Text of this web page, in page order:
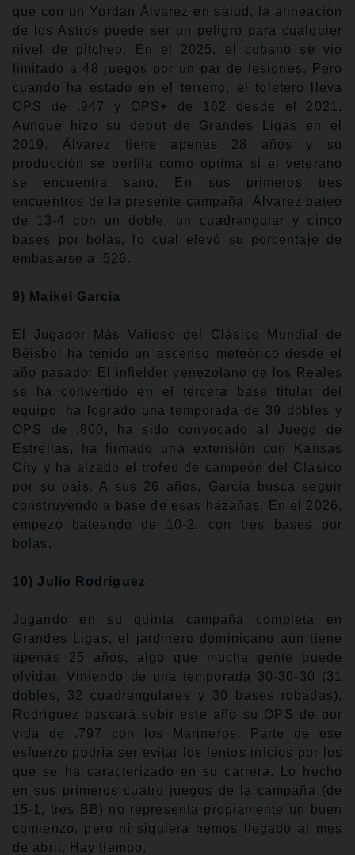
que con un Yordan Álvarez en salud, la alineación
de los Astros puede ser un peligro para cualquier
nivel de pitcheo. En el 2025, el cubano se vio
limitado a 48 juegos por un par de lesiones. Pero
cuando ha estado en el terreno, el toletero lleva
OPS de .947 y OPS+ de 162 desde el 2021.
Aunque hizo su debut de Grandes Ligas en el
2019, Álvarez tiene apenas 28 años y su
producción se perfila como óptima si el veterano
se encuentra sano. En sus primeros tres
encuentros de la presente campaña, Álvarez bateó
de 13-4 con un doble, un cuadrangular y cinco
bases por bolas, lo cual elevó su porcentaje de
embasarse a .526.
9) Maikel García
El Jugador Más Valioso del Clásico Mundial de
Béisbol ha tenido un ascenso meteórico desde el
año pasado: El infielder venezolano de los Reales
se ha convertido en el tercera base titular del
equipo, ha logrado una temporada de 39 dobles y
OPS de .800, ha sido convocado al Juego de
Estrellas, ha firmado una extensión con Kansas
City y ha alzado el trofeo de campeón del Clásico
por su país. A sus 26 años, García busca seguir
construyendo a base de esas hazañas. En el 2026,
empezó bateando de 10-2, con tres bases por
bolas.
10) Julio Rodríguez
Jugando en su quinta campaña completa en
Grandes Ligas, el jardinero dominicano aún tiene
apenas 25 años, algo que mucha gente puede
olvidar. Viniendo de una temporada 30-30-30 (31
dobles, 32 cuadrangulares y 30 bases robadas),
Rodríguez buscará subir este año su OPS de por
vida de .797 con los Marineros. Parte de ese
esfuerzo podría ser evitar los lentos inicios por los
que se ha caracterizado en su carrera. Lo hecho
en sus primeros cuatro juegos de la campaña (de
15-1, tres BB) no representa propiamente un buen
comienzo, pero ni siquiera hemos llegado al mes
de abril. Hay tiempo.